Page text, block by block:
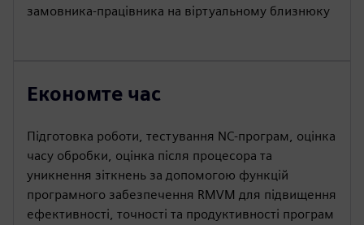
замовника-працівника на віртуальному близнюку
Економте час
Підготовка роботи, тестування NC-програм, оцінка
часу обробки, оцінка після процесора та
уникнення зіткнень за допомогою функцій
програмного забезпечення RMVM для підвищення
ефективності, точності та продуктивності програм